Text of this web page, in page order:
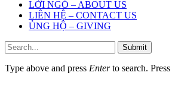
LỜI NGỎ – ABOUT US
LIÊN HỆ – CONTACT US
ỦNG HỘ – GIVING
Submit
Type above and press Enterto search. Press